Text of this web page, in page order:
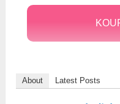
About Latest Posts